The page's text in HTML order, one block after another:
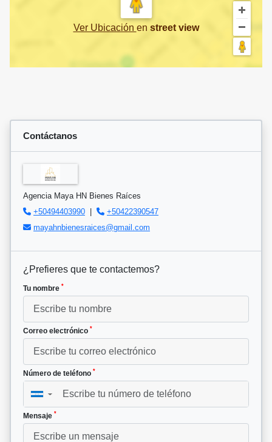
Ver Ubicación en street view
Contáctanos
Agencia Maya HN Bienes Raíces
+50494403990 |
+50422390547
mayahnbienesraices@gmail.com
¿Prefieres que te contactemos?
Tu nombre *
Correo electrónico *
Número de teléfono *
▼
Mensaje *